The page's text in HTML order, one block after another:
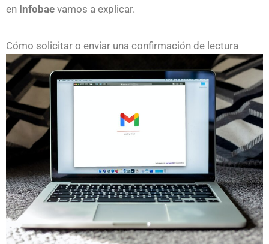
en Infobae vamos a explicar.
Cómo solicitar o enviar una confirmación de lectura